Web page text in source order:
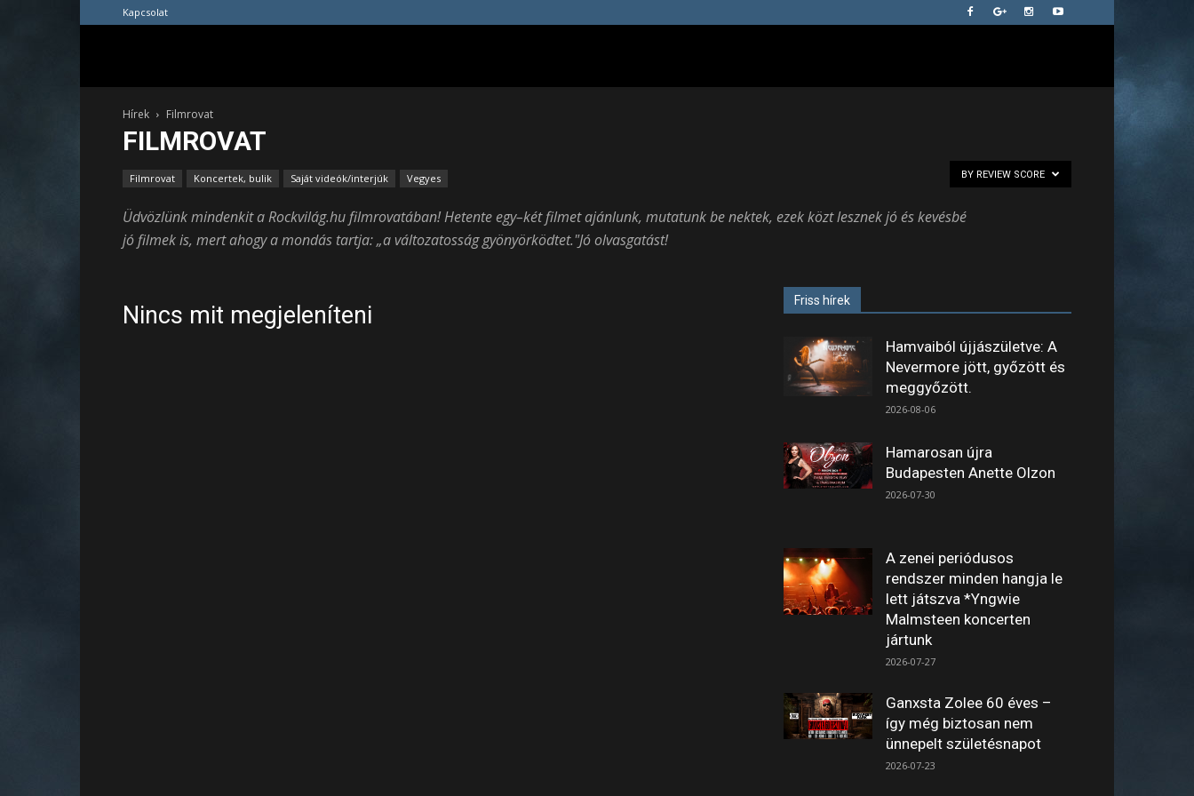
Kapcsolat
Hírek Filmrovat
FILMROVAT
Filmrovat Koncertek, bulik Saját videók/interjúk Vegyes
Üdvözlünk mindenkit a Rockvilág.hu filmrovatában!Hetente egy–két filmet ajánlunk, mutatunk be nektek, ezek közt lesznek jó és kevésbé
jó filmek is, mert ahogy a mondás tartja: „a változatosság gyönyörködtet."Jó olvasgatást!
BY REVIEW SCORE
Nincs mit megjeleníteni
Friss hírek
Hamvaiból újjászületve: A
Nevermore jött, győzött és
meggyőzött.
2026-08-06
Hamarosan újra
Budapesten Anette Olzon
2026-07-30
A zenei periódusos
rendszer minden hangja le
lett játszva *Yngwie
Malmsteen koncerten
jártunk
2026-07-27
Ganxsta Zolee 60 éves –
így még biztosan nem
ünnepelt születésnapot
2026-07-23